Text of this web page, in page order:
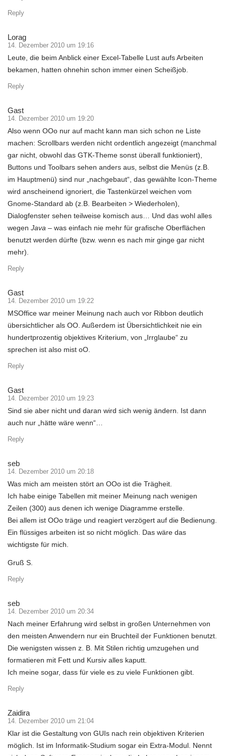
Reply
Lorag
14. Dezember 2010 um 19:16
Leute, die beim Anblick einer Excel-Tabelle Lust aufs Arbeiten
bekamen, hatten ohnehin schon immer einen Scheißjob.
Reply
Gast
14. Dezember 2010 um 19:20
Also wenn OOo nur auf macht kann man sich schon ne Liste
machen: Scrollbars werden nicht ordentlich angezeigt (manchmal
gar nicht, obwohl das GTK-Theme sonst überall funktioniert),
Buttons und Toolbars sehen anders aus, selbst die Menüs (z.B.
im Hauptmenü) sind nur „nachgebaut“, das gewählte Icon-Theme
wird anscheinend ignoriert, die Tastenkürzel weichen vom
Gnome-Standard ab (z.B. Bearbeiten > Wiederholen),
Dialogfenster sehen teilweise komisch aus… Und das wohl alles
wegen Java – was einfach nie mehr für grafische Oberflächen
benutzt werden dürfte (bzw. wenn es nach mir ginge gar nicht
mehr).
Reply
Gast
14. Dezember 2010 um 19:22
MSOffice war meiner Meinung nach auch vor Ribbon deutlich
übersichtlicher als OO. Außerdem ist Übersichtlichkeit nie ein
hundertprozentig objektives Kriterium, von „Irrglaube“ zu
sprechen ist also mist oO.
Reply
Gast
14. Dezember 2010 um 19:23
Sind sie aber nicht und daran wird sich wenig ändern. Ist dann
auch nur „hätte wäre wenn“…
Reply
seb
14. Dezember 2010 um 20:18
Was mich am meisten stört an OOo ist die Trägheit.
Ich habe einige Tabellen mit meiner Meinung nach wenigen
Zeilen (300) aus denen ich wenige Diagramme erstelle.
Bei allem ist OOo träge und reagiert verzögert auf die Bedienung.
Ein flüssiges arbeiten ist so nicht möglich. Das wäre das
wichtigste für mich.
Gruß S.
Reply
seb
14. Dezember 2010 um 20:34
Nach meiner Erfahrung wird selbst in großen Unternehmen von
den meisten Anwendern nur ein Bruchteil der Funktionen benutzt.
Die wenigsten wissen z. B. Mit Stilen richtig umzugehen und
formatieren mit Fett und Kursiv alles kaputt.
Ich meine sogar, dass für viele es zu viele Funktionen gibt.
Reply
Zaidira
14. Dezember 2010 um 21:04
Klar ist die Gestaltung von GUIs nach rein objektiven Kriterien
möglich. Ist im Informatik-Studium sogar ein Extra-Modul. Nennt